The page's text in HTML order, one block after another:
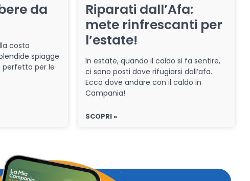
da
costa
spiagge
perfetta per le
Riparati dall’Afa:
mete rinfrescanti per
l’estate!
In estate, quando il caldo si fa sentire,
ci sono posti dove rifugiarsi dall’afa.
Ecco dove andare con il caldo in
Campania!
SCOPRI »